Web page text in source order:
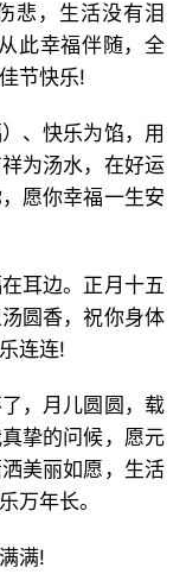
悲，生活没有泪
此幸福伴随，全
节快乐!
、快乐为馅，用
为汤水，在好运
愿你幸福一生安
耳边。正月十五
圆香，祝你身体
连连!
，月儿圆圆，载
挚的问候，愿元
美丽如愿，生活
万年长。
满!